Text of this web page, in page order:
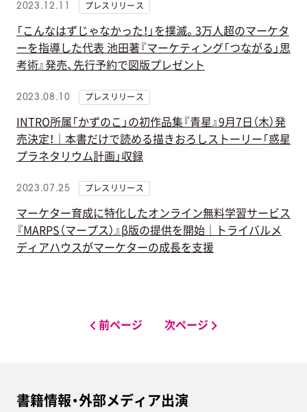
2023.12.11 プレスリリース
「こんなはずじゃなかった！」を撲滅。3万人超のマーケタ
ーを指導した代表 池田著『マーケティング「つながる」思
考術』発売、先行予約で図版プレゼント
2023.08.10 プレスリリース
INTRO所属「かずのこ」の初作品集『青星』9月7日（木）発
売決定！｜本書だけで読める描きおろしストーリー「惑星
プラネタリウム計画」収録
2023.07.25 プレスリリース
マーケター育成に特化したオンライン無料学習サービス
『MARPS（マープス）』β版の提供を開始｜トライバルメ
ディアハウスがマーケターの成長を支援
前ページ 次ページ
書籍情報・外部メディア出演